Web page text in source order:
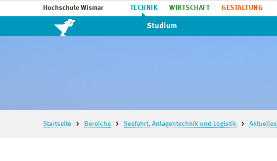
Hochschule Wismar TECHNIK WIRTSCHAFT GESTALTUNG
Studium
Startseite Bereiche Seefahrt, Anlagentechnik und Logistik Aktuelles